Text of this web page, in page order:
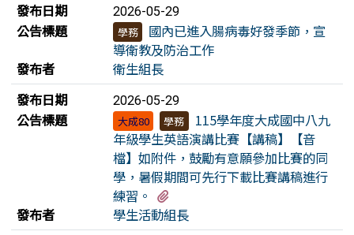
發布日期
2026-05-29
公告標題 學務
國內已進入腸病毒好發季節，宣
導衛教及防治工作
發布者
衛生組長
發布日期
2026-05-29
公告標題 大成80 學務
115學年度大成國中八九
年級學生英語演講比賽【講稿】【音
檔】如附件，鼓勵有意願參加比賽的同
學，暑假期間可先行下載比賽講稿進行
練習。
發布者
學生活動組長